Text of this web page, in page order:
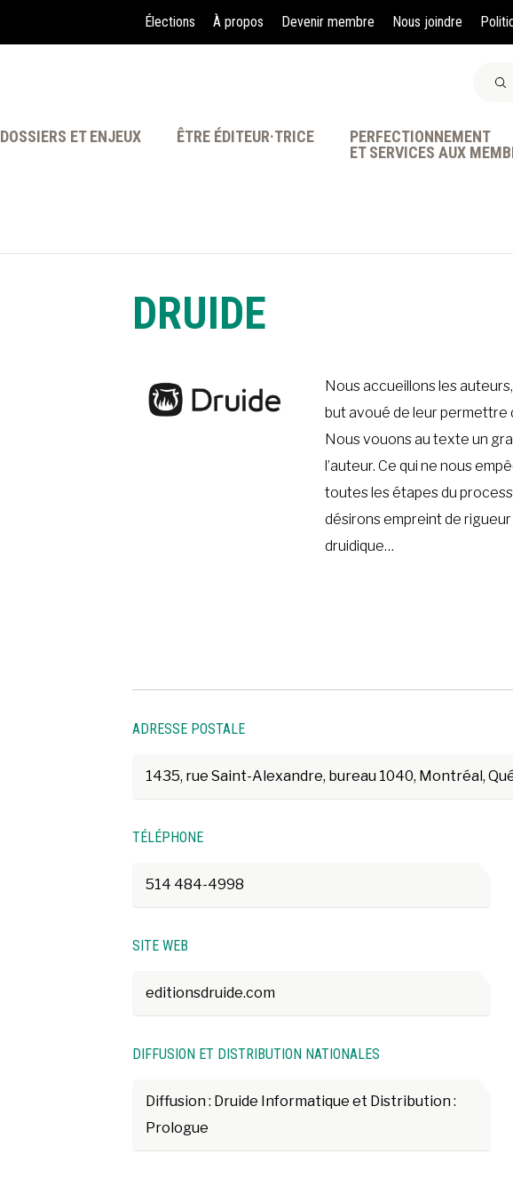
Élections À propos Devenir membre Nous joindre
DOSSIERS ET ENJEUX ÊTRE ÉDITEUR·TRICE
PERFECTIONNEMENT
ET SERVICES AUX
À LA POINTE DE LA
DRUIDE
Nous accueillons les
but avoué de leur permettre
Nous vouons au texte un
l’auteur. Ce qui ne nous
toutes les étapes du
désirons empreint de
druidique…
ADRESSE POSTALE
1435, rue Saint-Alexandre, bureau 1040, Montréal,
TÉLÉPHONE
514 484-4998
SITE WEB
editionsdruide.com
DIFFUSION ET DISTRIBUTION NATIONALES
Diffusion : Druide Informatique et Distribution :
Prologue